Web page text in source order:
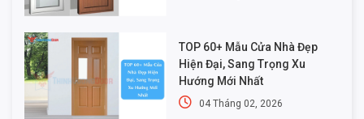
TOP 60+ Mẫu Cửa Nhà Đẹp
Hiện Đại, Sang Trọng Xu
Hướng Mới Nhất
04 Tháng 02, 2026